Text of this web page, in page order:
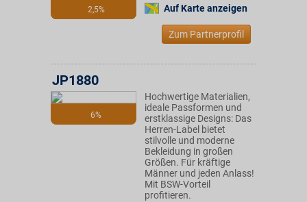
2,5%
Auf Karte anzeigen
Zum Partnerprofil
6%
JP1880
Hochwertige Materialien,
ideale Passformen und
erstklassige Designs: Das
Herren-Label bietet
stilvolle und moderne
Bekleidung in großen
Größen. Für kräftige
Männer und jeden Anlass!
Mit BSW-Vorteil
profitieren.